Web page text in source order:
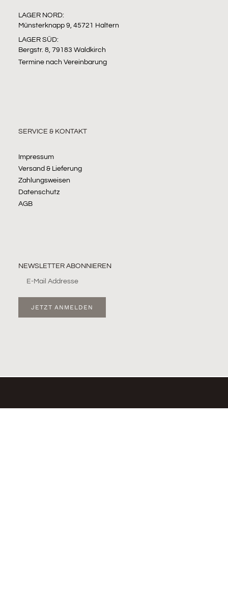
LAGER NORD:
Münsterknapp 9, 45721 Haltern
LAGER SÜD:
Bergstr. 8, 79183 Waldkirch
Termine nach Vereinbarung
SERVICE & KONTAKT
Impressum
Versand & Lieferung
Zahlungsweisen
Datenschutz
AGB
NEWSLETTER ABONNIEREN
JETZT ANMELDEN